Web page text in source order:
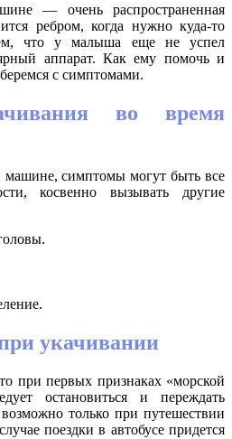
— очень распространенная
ребром, когда нужно куда-то
что у малыша еще не успел
аппарат. Как ему помочь и
с симптомами.
во время
машине, симптомы могут быть все
косвенно вызывать другие
укачивании
при первых признаках «морской
остановиться и переждать
только при путешествии
поездки в автобусе придется